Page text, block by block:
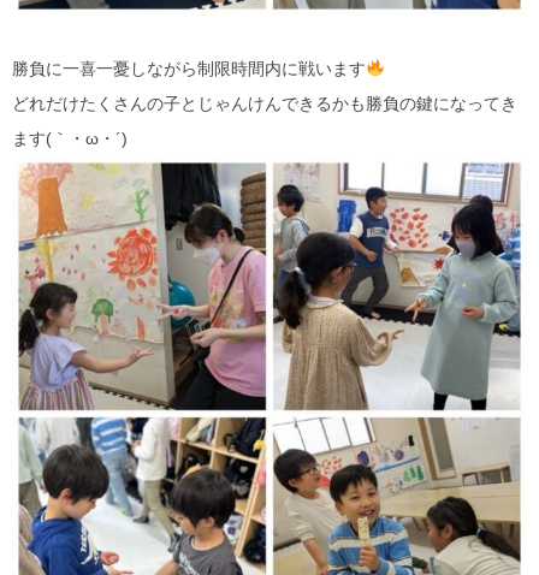
勝負に一喜一憂しながら制限時間内に戦います
どれだけたくさんの子とじゃんけんできるかも勝負の鍵になってき
ます(｀・ω・´)